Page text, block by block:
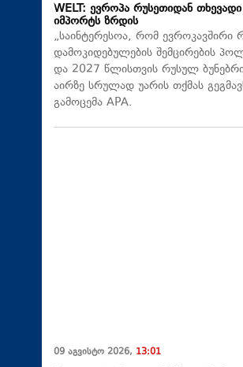
WELT: ევროპა რუსეთიდან თხევადი
იმპორტს ზრდის
„საინტერესოა, რომ ევროკავშირი
დამოკიდებულების შემცირების
და 2027 წლისთვის რუსულ
აირზე სრულად უარის თქმას
გამოცემა APA.
09 აგვისტო 2026, 13:01